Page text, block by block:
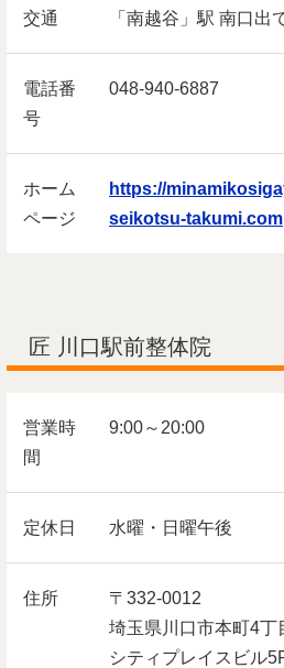
交通 「南越谷」駅 南口出
電話番
号
048-940-6887
ホーム
ページ
https://
seikotsu-takumi.com
匠 川口駅前整体院
営業時
間
9:00～20:00
定休日 水曜・日曜午後
住所
〒332-0012
埼玉県川口市本町4丁
シティプレイスビル